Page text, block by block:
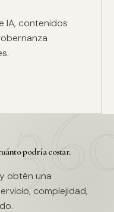
IA, contenidos
podría costar.
obtén una
complejidad,